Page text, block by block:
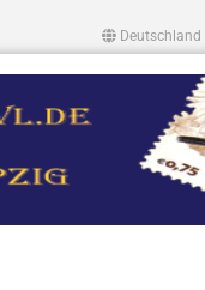
Deutschland